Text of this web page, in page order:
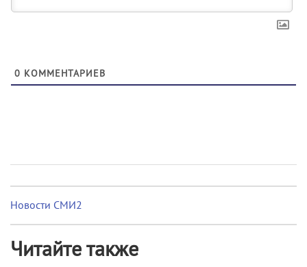
0 КОММЕНТАРИЕВ
Новости СМИ2
Читайте также